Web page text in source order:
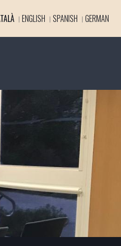
ENGLISH SPANISH GERMAN